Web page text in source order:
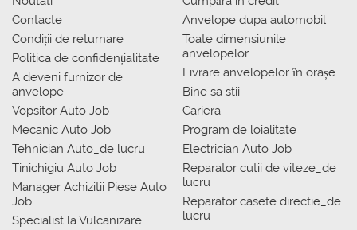
Contacte
Condiții de returnare
Politica de confidențialitate
A deveni furnizor de
anvelope
Vopsitor Auto Job
Mecanic Auto Job
Tehnician Auto_de lucru
Tinichigiu Auto Job
Manager Achizitii Piese Auto
Job
Specialist la Vulcanizare
Anvelope dupa automobil
Toate dimensiunile
anvelopelor
Livrare anvelopelor în orașe
Bine sa stii
Cariera
Program de loialitate
Electrician Auto Job
Reparator cutii de viteze_de
lucru
Reparator casete directie_de
lucru